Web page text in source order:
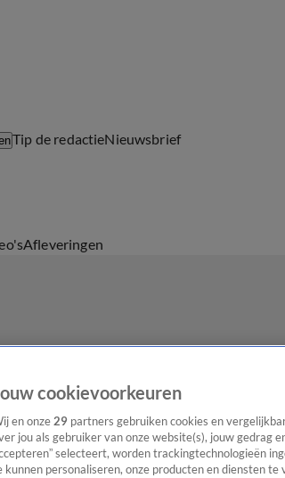
Tip de redactieNieuwsbrief
Afleveringen
cookievoorkeuren
en onze 29 partners gebruiken cookies en
jou als gebruiker van onze website(s), jouw gedrag
selecteert, worden trackingtechnologieën
kunnen personaliseren, onze producten en diensten